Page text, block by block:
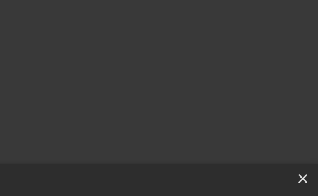
×